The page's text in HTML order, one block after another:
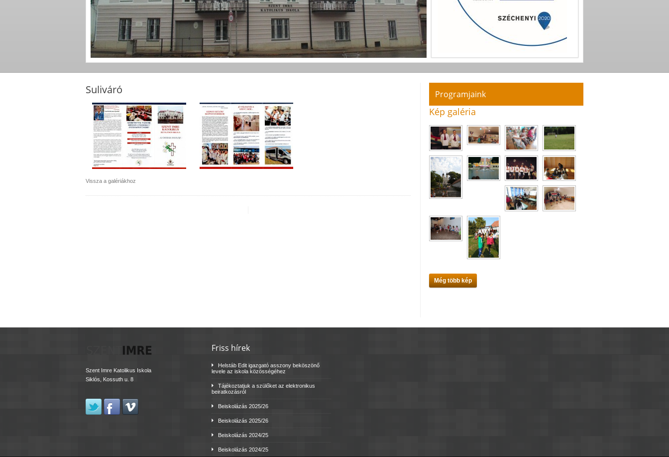
Suliváró
Vissza a galériákhoz
Programjaink
Kép galéria
Még több kép
Szent Imre Katolikus Iskola
Siklós, Kossuth u. 8
Friss hírek
Helstáb Edit igazgató asszony beköszönő
levele az iskola közösségéhez
Tájékoztatjuk a szülőket az elektronikus
beiratkozásról
Beiskolázás 2025/26
Beiskolázás 2025/26
Beiskolázás 2024/25
Beiskolázás 2024/25